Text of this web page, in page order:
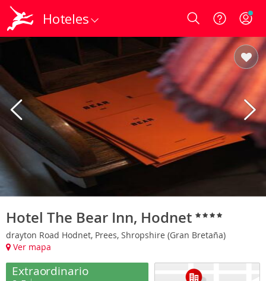
Hoteles Login
Hotel The Bear Inn, Hodnet
drayton Road Hodnet, Prees, Shropshire (Gran Bretaña)
Ver mapa
Extraordinario